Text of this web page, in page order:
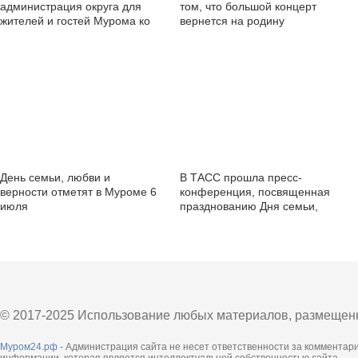
администрация округа для
жителей и гостей Мурома ко
том, что большой концерт
вернется на родину
День семьи, любви и
верности отметят в Муроме 6
июля
В ТАСС прошла пресс-
конференция, посвященная
празднованию Дня семьи,
© 2017-2025 Использование любых материалов,
Муром24.рф - Администрация сайта не несет ответственности за